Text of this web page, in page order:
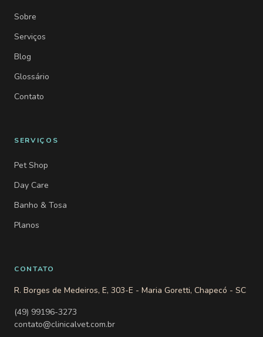
Sobre
Serviços
Blog
Glossário
Contato
SERVIÇOS
Pet Shop
Day Care
Banho & Tosa
Planos
CONTATO
R. Borges de Medeiros, E, 303-E - Maria Goretti, Chapecó - SC
(49) 99196-3273
contato@clinicalvet.com.br